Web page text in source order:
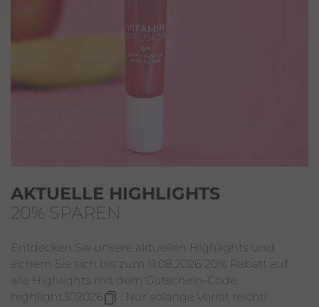
AKTUELLE HIGHLIGHTS
20% SPAREN
Entdecken Sie unsere aktuellen Highlights und
sichern Sie sich bis zum 11.08.2026 20% Rabatt auf
alle Highlights mit dem Gutschein-Code:
highlight302026
. Nur solange Vorrat reicht!